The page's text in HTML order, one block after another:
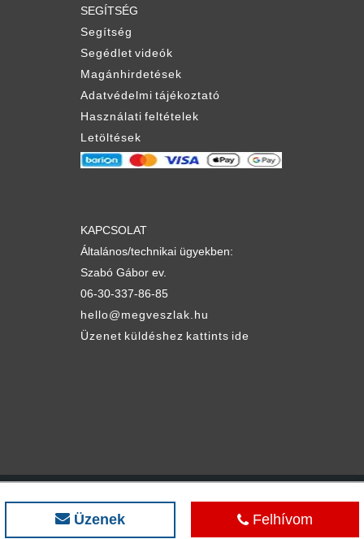
Üzenek Felhívom
SEGÍTSÉG
Segítség
Segédlet videók
Magánhirdetések
Adatvédelmi tájékoztató
Használati feltételek
Letöltések
KAPCSOLAT
Általános/technikai ügyekben:
Szabó Gábor ev.
06-30-337-86-85
hello@megveszlak.hu
Üzenet küldéshez kattints ide
Az egyszerűen jó ingatlan hirdetési oldal